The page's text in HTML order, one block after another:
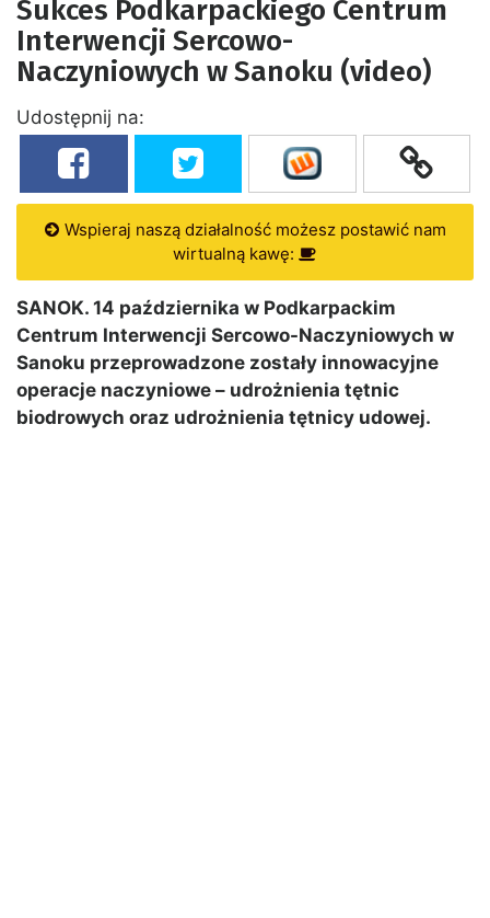
Sukces Podkarpackiego Centrum
Interwencji Sercowo-
Naczyniowych w Sanoku (video)
Udostępnij na:
Wspieraj naszą działalność możesz postawić nam
wirtualną kawę:
SANOK. 14 października w Podkarpackim
Centrum Interwencji Sercowo-Naczyniowych w
Sanoku przeprowadzone zostały innowacyjne
operacje naczyniowe – udrożnienia tętnic
biodrowych oraz udrożnienia tętnicy udowej.